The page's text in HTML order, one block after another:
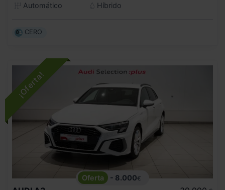
Automático
Híbrido
CERO
- 8.000€